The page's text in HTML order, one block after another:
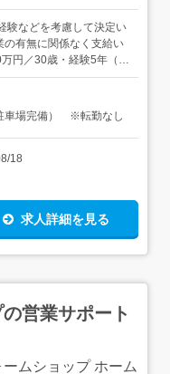
作成など設計案は上司と
ていくため、一人で抱
」という視点も含めて
が浅めの方は、CADを
からお任せしますが、
の役割を担っていただ
施工現場も見学し、住
きます。設計から施
取り組めます。★建売
わせのない段階での設
をコントロールしやす
のも特徴の一つです。
ります。
★経験や保有資格、能力
します。お気軽にご相談
験などを考慮して決定い
有無に関係なく支給い
円／30歳・経験5年（月
収650万円／41歳・経験
当）
車場完備） ※転勤なし
18
求人詳細を見る
営業サポート
ムショップ ホーム